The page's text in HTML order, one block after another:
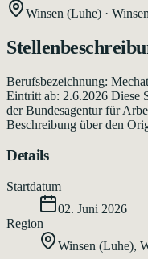
Winsen (Luhe) · Winsen
Berufsbezeichnung:
Eintritt ab: 2.6.2026 Diese
der Bundesagentur für
Beschreibung über den
Details
Startdatum
02. Juni 2026
Region
Winsen (Luhe),